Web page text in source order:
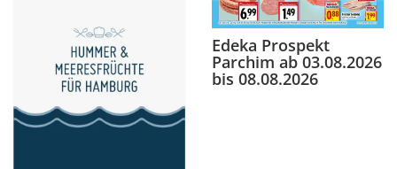
Edeka Prospekt
Parchim ab 03.08.2026
bis 08.08.2026